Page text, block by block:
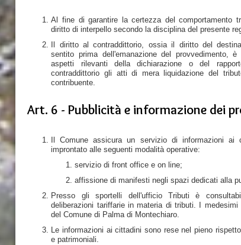
Al fine di garantire la certezza del comportamento
diritto di interpello secondo la disciplina del presente
Il diritto al contraddittorio, ossia il diritto del
sentito prima dell'emanazione del provvedimento,
aspetti rilevanti della dichiarazione o del
contraddittorio gli atti di mera liquidazione del
contribuente.
Art. 6 - Pubblicità e informazione dei
Il Comune assicura un servizio di informazioni
improntato alle seguenti modalità operative:
servizio di front office e on line;
affissione di manifesti negli spazi dedicati alla
Presso gli sportelli dell'ufficio Tributi è
deliberazioni tariffarie in materia di tributi. I
del Comune di Palma di Montechiaro.
Le informazioni ai cittadini sono rese nel pieno
e patrimoniali.